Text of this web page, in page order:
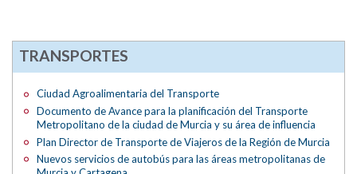
TRANSPORTES
Ciudad Agroalimentaria del Transporte
Documento de Avance para la planificación del Transporte
Metropolitano de la ciudad de Murcia y su área de influencia
Plan Director de Transporte de Viajeros de la Región de Murcia
Nuevos servicios de autobús para las áreas metropolitanas de